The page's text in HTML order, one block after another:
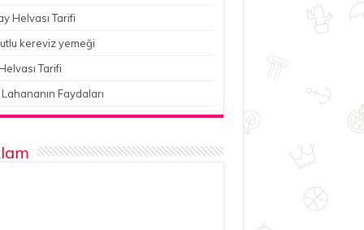
Helvası Tarifi
kereviz yemeği
Tarifi
Faydaları